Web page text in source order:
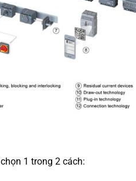
1 trong 2 cách: